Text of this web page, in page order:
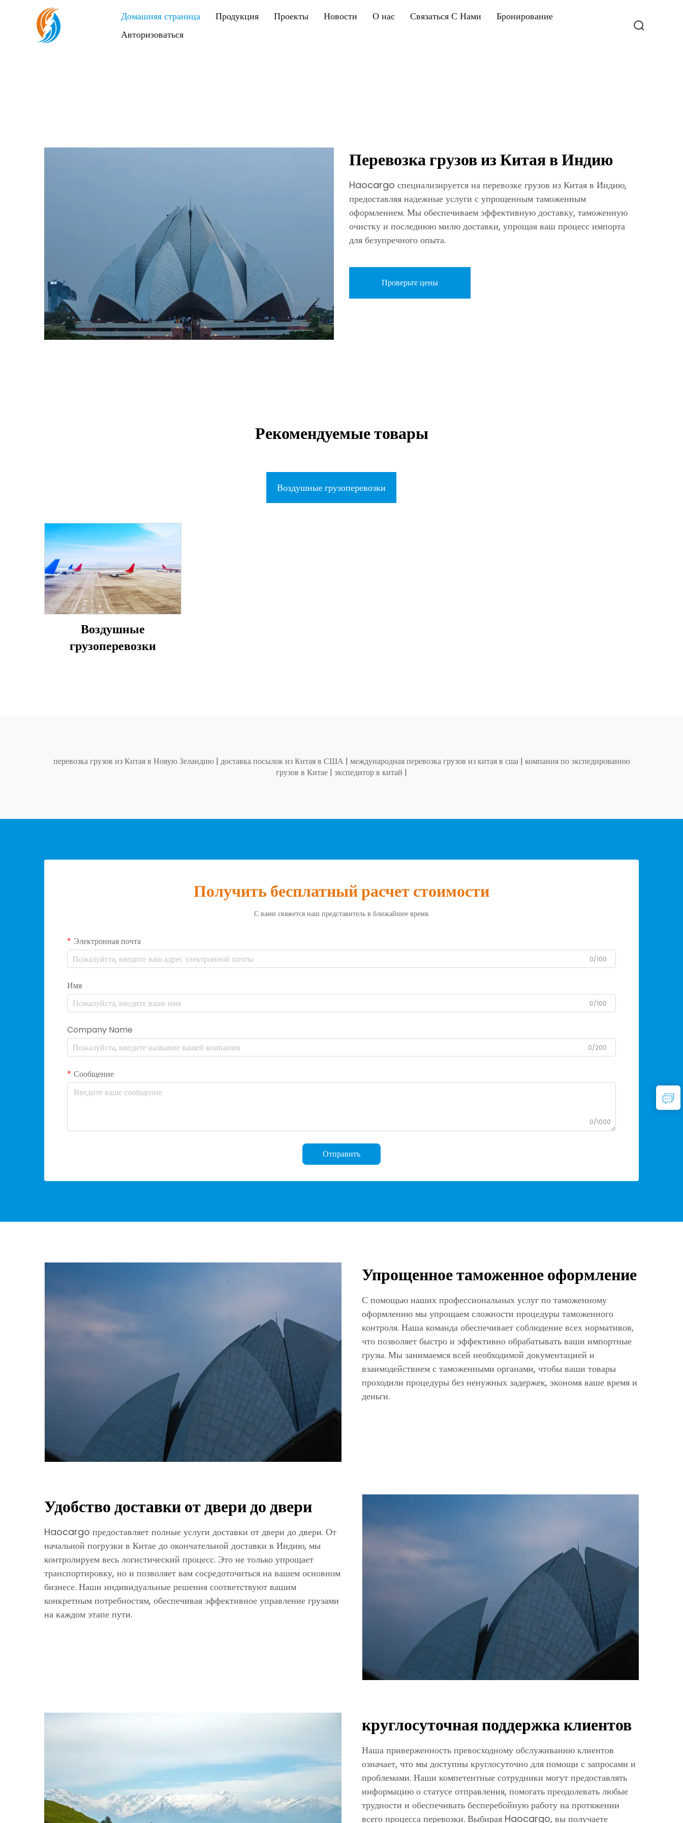
Домашняя страница Продукция Проекты Новости О нас Связаться С Нами
Бронирование
Авторизоваться
Перевозка грузов из Китая в Индию
Haocargo специализируется на перевозке грузов из Китая в Индию,
предоставляя надежные услуги с упрощенным таможенным
оформлением. Мы обеспечиваем эффективную доставку, таможенную
очистку и последнюю милю доставки, упрощая ваш процесс импорта
для безупречного опыта.
Проверьте цены
Рекомендуемые товары
Воздушные грузоперевозки
Воздушные
грузоперевозки
перевозка грузов из Китая в Новую Зеландию | доставка посылок из Китая в США | международная перевозка грузов из китая в сша | компания по экспедированию
грузов в Китае | экспедитор в китай |
Получить бесплатный расчет стоимости
С вами свяжется наш представитель в ближайшее время.
Электронная почта
0/100
Имя
0/100
Company Name
0/200
Сообщение
0/1000
Отправить
Упрощенное таможенное оформление
С помощью наших профессиональных услуг по таможенному
оформлению мы упрощаем сложности процедуры таможенного
контроля. Наша команда обеспечивает соблюдение всех нормативов,
что позволяет быстро и эффективно обрабатывать ваши импортные
грузы. Мы занимаемся всей необходимой документацией и
взаимодействием с таможенными органами, чтобы ваши товары
проходили процедуры без ненужных задержек, экономя ваше время и
деньги.
Удобство доставки от двери до двери
Haocargo предоставляет полные услуги доставки от двери до двери. От
начальной погрузки в Китае до окончательной доставки в Индию, мы
контролируем весь логистический процесс. Это не только упрощает
транспортировку, но и позволяет вам сосредоточиться на вашем основном
бизнесе. Наши индивидуальные решения соответствуют вашим
конкретным потребностям, обеспечивая эффективное управление грузами
на каждом этапе пути.
круглосуточная поддержка клиентов
Наша приверженность превосходному обслуживанию клиентов
означает, что мы доступны круглосуточно для помощи с запросами и
проблемами. Наши компетентные сотрудники могут предоставлять
информацию о статусе отправления, помогать преодолевать любые
трудности и обеспечивать бесперебойную работу на протяжении
всего процесса перевозки. Выбирая Haocargo, вы получаете